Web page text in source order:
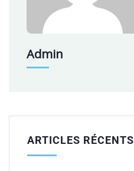
Admin
ARTICLES RÉCENTS